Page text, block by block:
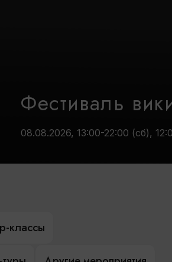
Фестиваль
08.08.2026, 13:00-22:00 (сб),
классы